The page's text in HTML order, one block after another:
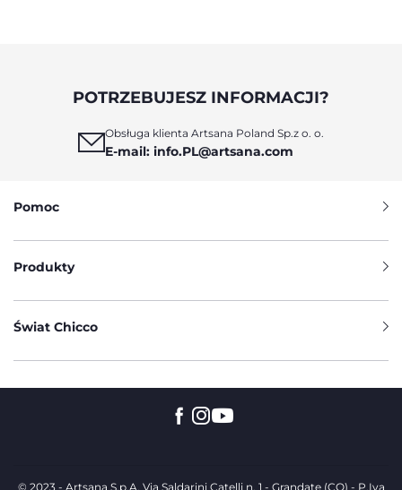
POTRZEBUJESZ INFORMACJI?
Obsługa klienta Artsana Poland Sp.z o. o.
E-mail: info.PL@artsana.com
Pomoc
Produkty
Świat Chicco
© 2023 - Artsana S.p.A. Via Saldarini Catelli n. 1 - Grandate (CO) - P.Iva